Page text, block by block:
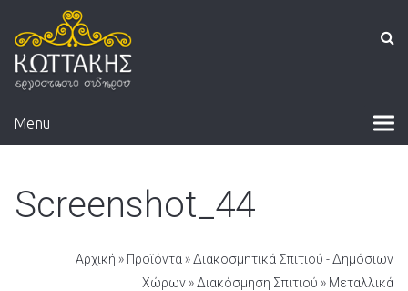
Menu
Screenshot_44
Αρχική » Προϊόντα »Διακοσμητικά Σπιτιού - Δημόσιων
Χώρων»Διακόσμηση Σπιτιού » Μεταλλικά